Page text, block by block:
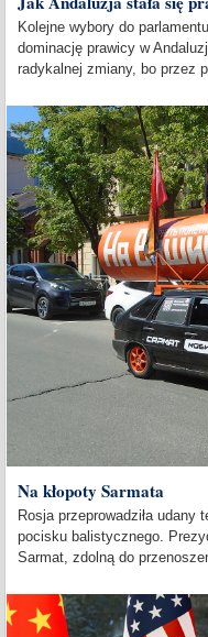
Kolejne wybory do
dominację prawicy w
radykalnej zmiany, bo przez
Na kłopoty Sarmata
Rosja przeprowadziła udany
pocisku balistycznego.
Sarmat, zdolną do